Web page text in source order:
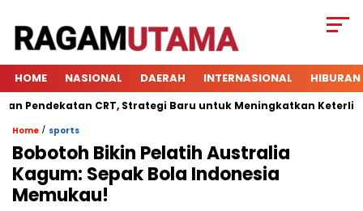
HOME NASIONAL DAERAH INTERNASIONAL HIBURAN
CRT, Strategi Baru untuk Meningkatkan Keterlibatan
Home / sports
Bobotoh Bikin Pelatih Australia
Kagum: Sepak Bola Indonesia
Memukau!